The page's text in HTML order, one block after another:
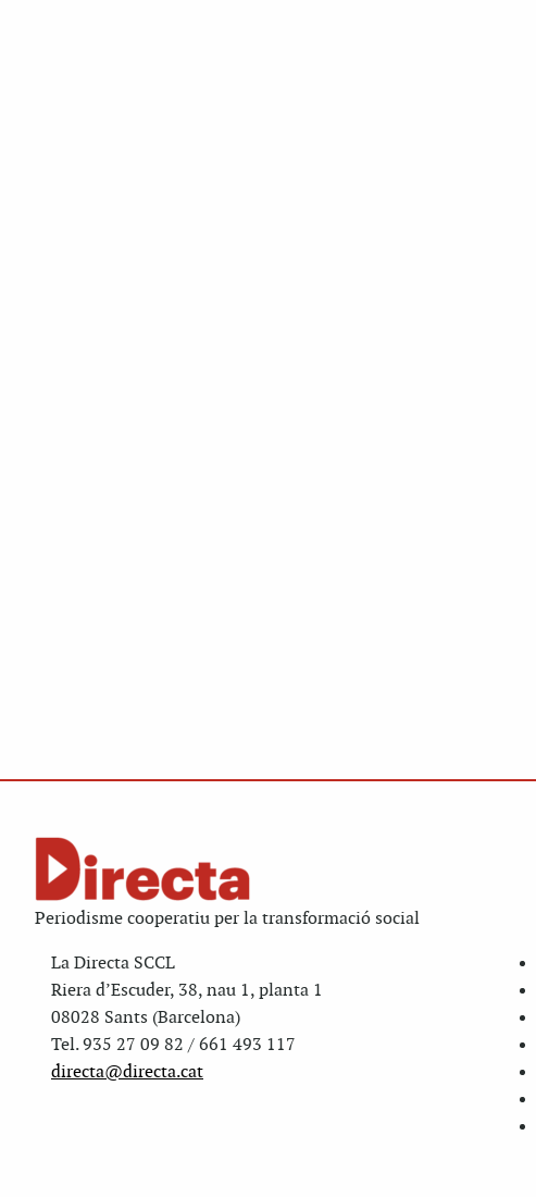
Periodisme cooperatiu per la transformació social
La Directa SCCL
Riera d’Escuder, 38, nau 1, planta 1
08028 Sants (Barcelona)
Tel. 935 27 09 82 / 661 493 117
directa@directa.cat